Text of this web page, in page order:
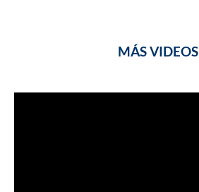
MÁS VIDEOS